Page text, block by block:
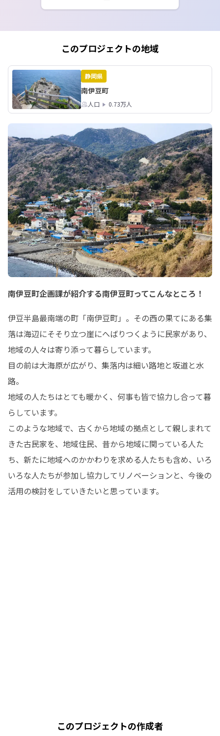
次回３月１０日（土）は、予定を変更
してリノベーション作業を継続しま
す。
集合場所は２回目までと同じ「伊浜山
村活性化支援センター（南伊豆町伊浜
１２９０－１）」グーグル検索では
「伊浜区センター」で探せます。
３月１０日（土）
９時　集合
９時３０分　作業開始（塗装、玄関壁
改修）
１２時から１３時　お昼休憩（お弁当
あり）
１４時３０分　作業終了予定
ご参加お待ちしています。
このプロジェクトの地域
静岡県
南伊豆町
人口 0.73万人
南伊豆町企画課が紹介する南伊豆町ってこんなところ！
伊豆半島最南端の町「南伊豆町」。その西の果てにある集
落は海辺にそそり立つ崖にへばりつくように民家があり、
地域の人々は寄り添って暮らしています。
目の前は大海原が広がり、集落内は細い路地と坂道と水
路。
地域の人たちはとても暖かく、何事も皆で協力し合って暮
らしています。
このような地域で、古くから地域の拠点として親しまれて
きた古民家を、地域住民、昔から地域に関っている人た
ち、新たに地域へのかかわりを求める人たちも含め、いろ
いろな人たちが参加し協力してリノベーションと、今後の
活用の検討をしていきたいと思っています。
このプロジェクトの作成者